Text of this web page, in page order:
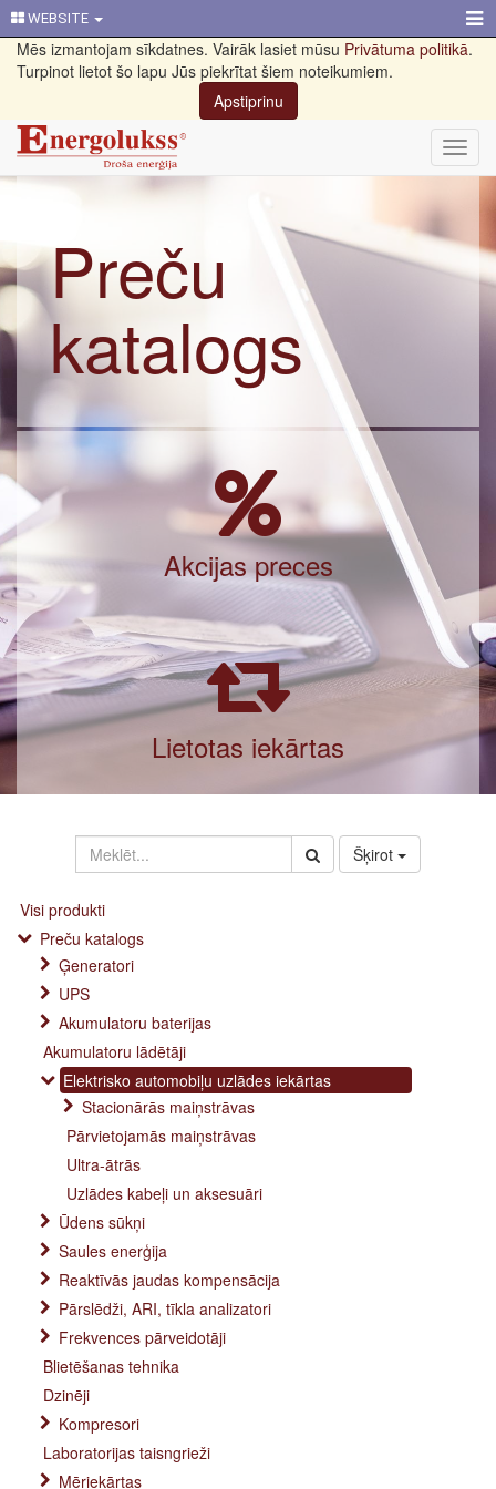
WEBSITE
Mēs izmantojam sīkdatnes. Vairāk lasiet mūsu Privātuma politikā.
Turpinot lietot šo lapu Jūs piekrītat šiem noteikumiem.
Apstiprinu
Preču
katalogs
Akcijas preces
Lietotas iekārtas
Šķirot
Visi produkti
Preču katalogs
Ģeneratori
UPS
Akumulatoru baterijas
Akumulatoru lādētāji
Elektrisko automobiļu uzlādes iekārtas
Stacionārās maiņstrāvas
Pārvietojamās maiņstrāvas
Ultra-ātrās
Uzlādes kabeļi un aksesuāri
Ūdens sūkņi
Saules enerģija
Reaktīvās jaudas kompensācija
Pārslēdži, ARI, tīkla analizatori
Frekvences pārveidotāji
Blietēšanas tehnika
Dzinēji
Kompresori
Laboratorijas taisngrieži
Mēriekārtas